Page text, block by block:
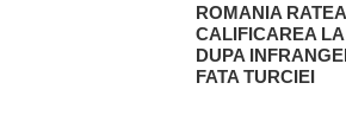
ROMANIA
CALIFICAREA
DUPA
FATA TURCIEI